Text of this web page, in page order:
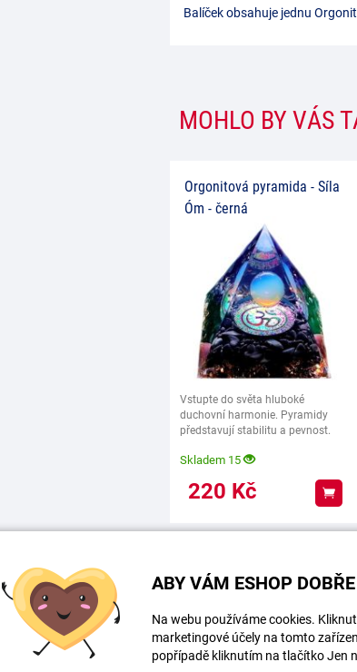
ABY VÁM ESHOP
Na webu používáme cookies.
marketingové účely na tomto
popřípadě kliknutím na tlačítko Jen
Balíček obsahuje jednu
MOHLO BY VÁS
Orgonitová pyramida - Síla
Óm - černá
Vstupte do světa hluboké
duchovní harmonie. Pyramidy
představují stabilitu a pevnost.
Skladem 15
220 Kč
Strom života - hnědý